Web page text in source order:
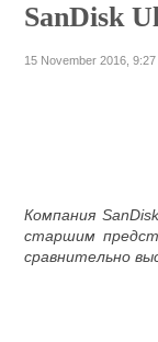
SanDisk
15 November 2016, 9:27
Компания
старшим
сравнительно